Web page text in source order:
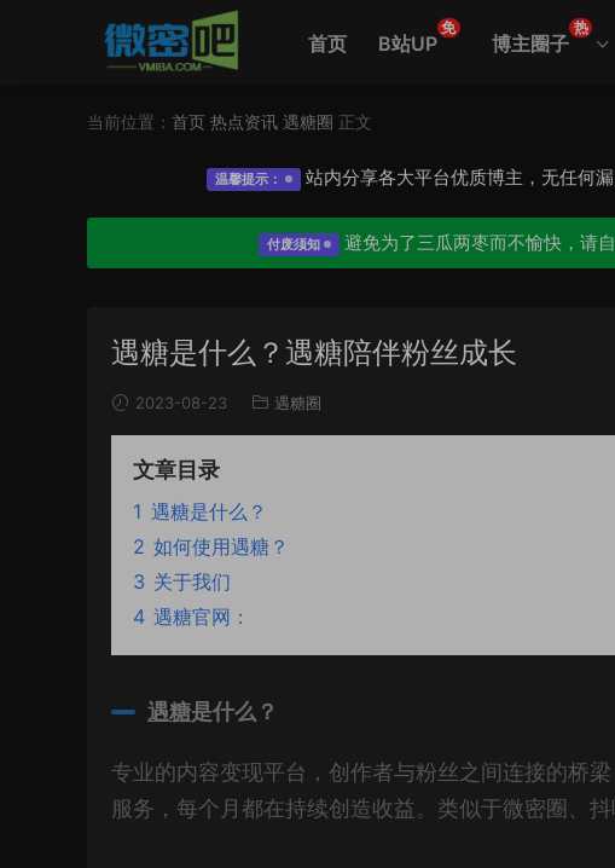
首页 B站UP
免
博主圈子
热
当前位置： 首页 热点资讯 遇糖圈 正文
温馨提示： 站内分享各大平台优质博主，无任何
付废须知 避免为了三瓜两枣而不愉快，请
遇糖是什么？遇糖陪伴粉丝成长
2023-08-23 遇糖圈
文章目录
1 遇糖是什么？
2 如何使用遇糖？
3 关于我们
4 遇糖官网：
遇糖是什么？
专业的内容变现平台，创作者与粉丝之间连接的桥
服务，每个月都在持续创造收益。类似于微密圈、抖